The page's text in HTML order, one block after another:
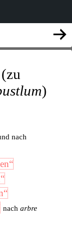
(zu
)
nach
nach arbre